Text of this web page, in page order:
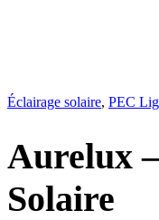
Éclairage solaire, PEC
Aurelux
Solaire